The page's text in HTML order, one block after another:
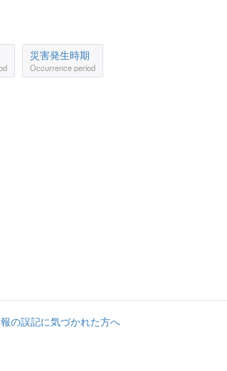
災害発生時期
Occurrence period
の誤記に気づかれた方へ